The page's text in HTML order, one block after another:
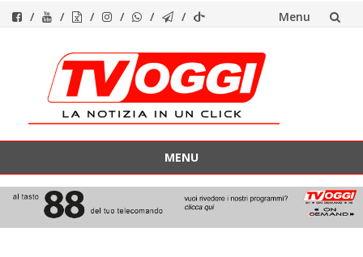
Menu
contenuto
MENU
contenuto